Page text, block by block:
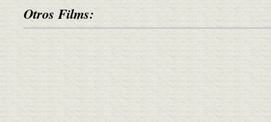
Otros Films: